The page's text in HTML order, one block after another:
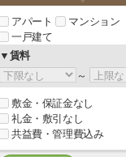
アパート
マンション
一戸建て
▼賃料
～
敷金・保証金なし
礼金・敷引なし
共益費・管理費込み